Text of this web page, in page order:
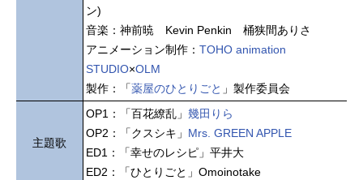
ン)
音楽：神前暁 Kevin Penkin 桶狭間ありさ
アニメーション制作： TOHO animation
STUDIO×OLM
製作：「薬屋のひとりごと 」製作委員会
主題歌
OP1：「百花繚乱」 幾田りら
OP2：「クスシキ」 Mrs. GREEN APPLE
ED1：「幸せのレシピ」平井大
ED2：「ひとりごと」Omoinotake